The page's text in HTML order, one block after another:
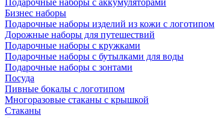
Подарочные наборы с аккумуляторами
Бизнес наборы
Подарочные наборы изделий из кожи с логотипом
Дорожные наборы для путешествий
Подарочные наборы с кружками
Подарочные наборы с бутылками для воды
Подарочные наборы с зонтами
Посуда
Пивные бокалы с логотипом
Многоразовые стаканы с крышкой
Стаканы